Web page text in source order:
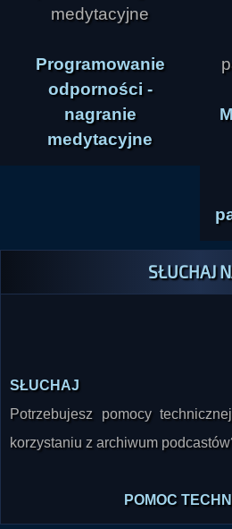
Programowanie
odporności -
nagranie
medytacyjne
SŁUCHAJ
SŁUCHAJ
Potrzebujesz pomocy
korzystaniu z archiwum
POMOC